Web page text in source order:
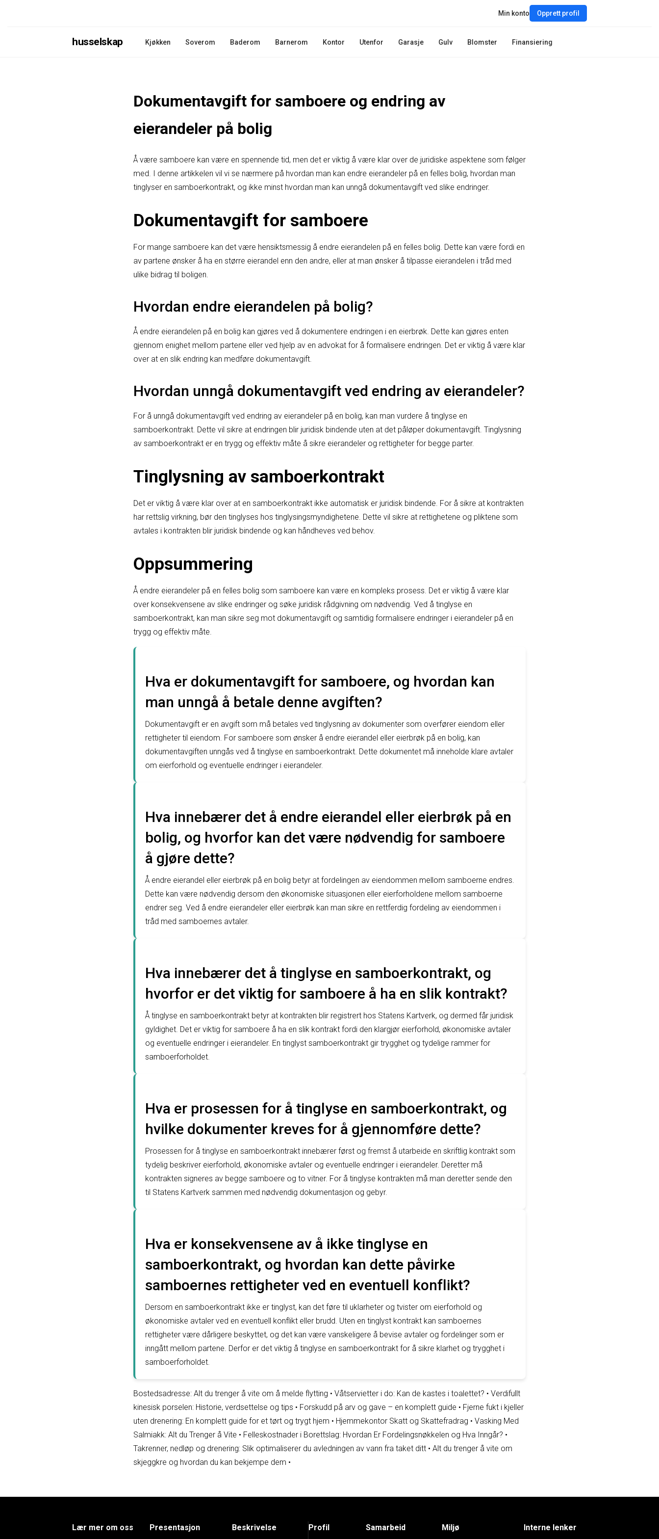
husselskap Kjøkken Soverom Baderom Barnerom Kontor Utenfor Garasje Gulv Blomster Finansiering
Min konto Opprett profil
Dokumentavgift for samboere og endring av
eierandeler på bolig
Å være samboere kan være en spennende tid, men det er viktig å være klar over de juridiske aspektene som følger
med. I denne artikkelen vil vi se nærmere på hvordan man kan endre eierandeler på en felles bolig, hvordan man
tinglyser en samboerkontrakt, og ikke minst hvordan man kan unngå dokumentavgift ved slike endringer.
Dokumentavgift for samboere
For mange samboere kan det være hensiktsmessig å endre eierandelen på en felles bolig. Dette kan være fordi en
av partene ønsker å ha en større eierandel enn den andre, eller at man ønsker å tilpasse eierandelen i tråd med
ulike bidrag til boligen.
Hvordan endre eierandelen på bolig?
Å endre eierandelen på en bolig kan gjøres ved å dokumentere endringen i en eierbrøk. Dette kan gjøres enten
gjennom enighet mellom partene eller ved hjelp av en advokat for å formalisere endringen. Det er viktig å være klar
over at en slik endring kan medføre dokumentavgift.
Hvordan unngå dokumentavgift ved endring av eierandeler?
For å unngå dokumentavgift ved endring av eierandeler på en bolig, kan man vurdere å tinglyse en
samboerkontrakt. Dette vil sikre at endringen blir juridisk bindende uten at det påløper dokumentavgift. Tinglysning
av samboerkontrakt er en trygg og effektiv måte å sikre eierandeler og rettigheter for begge parter.
Tinglysning av samboerkontrakt
Det er viktig å være klar over at en samboerkontrakt ikke automatisk er juridisk bindende. For å sikre at kontrakten
har rettslig virkning, bør den tinglyses hos tinglysingsmyndighetene. Dette vil sikre at rettighetene og pliktene som
avtales i kontrakten blir juridisk bindende og kan håndheves ved behov.
Oppsummering
Å endre eierandeler på en felles bolig som samboere kan være en kompleks prosess. Det er viktig å være klar
over konsekvensene av slike endringer og søke juridisk rådgivning om nødvendig. Ved å tinglyse en
samboerkontrakt, kan man sikre seg mot dokumentavgift og samtidig formalisere endringer i eierandeler på en
trygg og effektiv måte.
Hva er dokumentavgift for samboere, og hvordan kan
man unngå å betale denne avgiften?
Dokumentavgift er en avgift som må betales ved tinglysning av dokumenter som overfører eiendom eller
rettigheter til eiendom. For samboere som ønsker å endre eierandel eller eierbrøk på en bolig, kan
dokumentavgiften unngås ved å tinglyse en samboerkontrakt. Dette dokumentet må inneholde klare avtaler
om eierforhold og eventuelle endringer i eierandeler.
Hva innebærer det å endre eierandel eller eierbrøk på en
bolig, og hvorfor kan det være nødvendig for samboere
å gjøre dette?
Å endre eierandel eller eierbrøk på en bolig betyr at fordelingen av eiendommen mellom samboerne endres.
Dette kan være nødvendig dersom den økonomiske situasjonen eller eierforholdene mellom samboerne
endrer seg. Ved å endre eierandeler eller eierbrøk kan man sikre en rettferdig fordeling av eiendommen i
tråd med samboernes avtaler.
Hva innebærer det å tinglyse en samboerkontrakt, og
hvorfor er det viktig for samboere å ha en slik kontrakt?
Å tinglyse en samboerkontrakt betyr at kontrakten blir registrert hos Statens Kartverk, og dermed får juridisk
gyldighet. Det er viktig for samboere å ha en slik kontrakt fordi den klargjør eierforhold, økonomiske avtaler
og eventuelle endringer i eierandeler. En tinglyst samboerkontrakt gir trygghet og tydelige rammer for
samboerforholdet.
Hva er prosessen for å tinglyse en samboerkontrakt, og
hvilke dokumenter kreves for å gjennomføre dette?
Prosessen for å tinglyse en samboerkontrakt innebærer først og fremst å utarbeide en skriftlig kontrakt som
tydelig beskriver eierforhold, økonomiske avtaler og eventuelle endringer i eierandeler. Deretter må
kontrakten signeres av begge samboere og to vitner. For å tinglyse kontrakten må man deretter sende den
til Statens Kartverk sammen med nødvendig dokumentasjon og gebyr.
Hva er konsekvensene av å ikke tinglyse en
samboerkontrakt, og hvordan kan dette påvirke
samboernes rettigheter ved en eventuell konflikt?
Dersom en samboerkontrakt ikke er tinglyst, kan det føre til uklarheter og tvister om eierforhold og
økonomiske avtaler ved en eventuell konflikt eller brudd. Uten en tinglyst kontrakt kan samboernes
rettigheter være dårligere beskyttet, og det kan være vanskeligere å bevise avtaler og fordelinger som er
inngått mellom partene. Derfor er det viktig å tinglyse en samboerkontrakt for å sikre klarhet og trygghet i
samboerforholdet.
Bostedsadresse: Alt du trenger å vite om å melde flytting • Våtservietter i do: Kan de kastes i toalettet? • Verdifullt
kinesisk porselen: Historie, verdsettelse og tips • Forskudd på arv og gave – en komplett guide • Fjerne fukt i kjeller
uten drenering: En komplett guide for et tørt og trygt hjem • Hjemmekontor Skatt og Skattefradrag • Vasking Med
Salmiakk: Alt du Trenger å Vite • Felleskostnader i Borettslag: Hvordan Er Fordelingsnøkkelen og Hva Inngår? •
Takrenner, nedløp og drenering: Slik optimaliserer du avledningen av vann fra taket ditt • Alt du trenger å vite om
skjeggkre og hvordan du kan bekjempe dem •
Lær mer om oss Presentasjon Beskrivelse Profil Samarbeid Miljø Interne lenker